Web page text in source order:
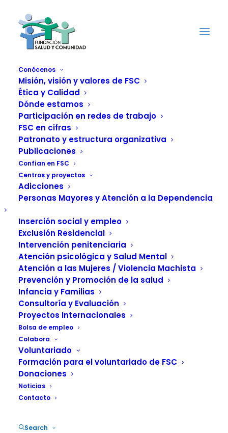
Conócenos
Misión, visión y valores de FSC
Ética y Calidad
Dónde estamos
Participación en redes de trabajo
FSC en cifras
Patronato y estructura organizativa
Publicaciones
Confían en FSC
Centros y proyectos
Adicciones
Personas Mayores y Atención a la Dependencia
Inserción social y empleo
Exclusión Residencial
Intervención penitenciaria
Atención psicológica y Salud Mental
Atención a las Mujeres / Violencia Machista
Prevención y Promoción de la salud
Infancia y Familias
Consultoría y Evaluación
Proyectos Internacionales
Bolsa de empleo
Colabora
Voluntariado
Formación para el voluntariado de FSC
Donaciones
Noticias
Contacto
Search
La revista "Joia
Magazine salut
mental" aborda el
Programa de
Atención Integral de
FSC para jóvenes y
sus familias
15 DICIEMBRE, 2014 | INACTUALIDAD ,SALUD MENTAL
FUNDACIÓN SALUD Y COMUNIDAD
Profesionales y usuarias del Programa
de Atención Integral a Jóvenes y sus
Famílias (PAIJF), del Área de Inserción
Social, Reducción de Daños en
Drogodependencias y VIH-SIDA de la